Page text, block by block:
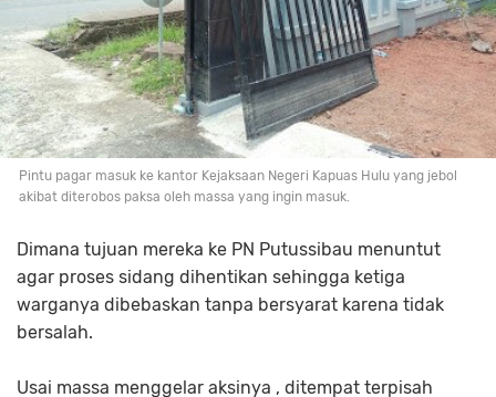
Pintu pagar masuk ke kantor Kejaksaan Negeri Kapuas Hulu yang jebol
akibat diterobos paksa oleh massa yang ingin masuk.
Dimana tujuan mereka ke PN Putussibau menuntut
agar proses sidang dihentikan sehingga ketiga
warganya dibebaskan tanpa bersyarat karena tidak
bersalah.
Usai massa menggelar aksinya , ditempat terpisah